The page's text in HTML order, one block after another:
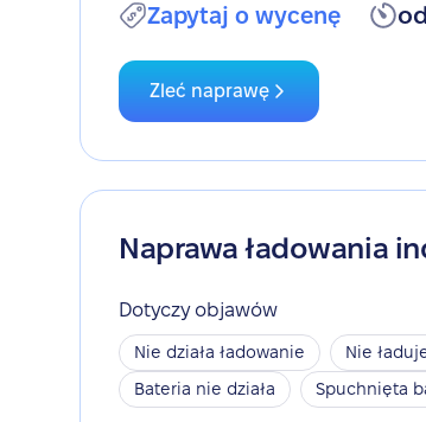
Zapytaj o wycenę
Zleć naprawę
Naprawa ładowania
Dotyczy objawów
Nie działa ładowanie Nie
Bateria nie działa
Spuchnięta